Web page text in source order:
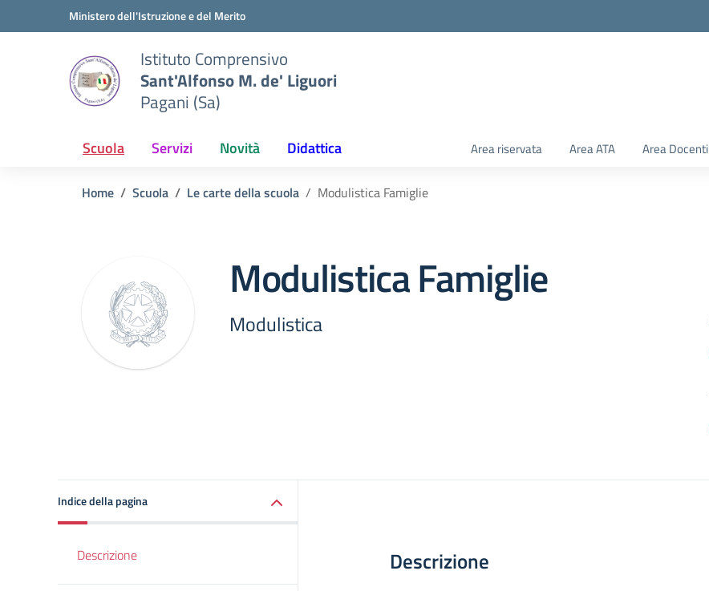
Vai ai contenuti
Vai al menu di navigazioneMinistero dell'Istruzione e del Merito
Istituto Comprensivo
Sant'Alfonso M. de' Liguori
Pagani (Sa)
Scuola Servizi Novità Didattica Area riservata Area ATA Area Docenti
Home Scuola Le carte della scuola Modulistica Famiglie
Modulistica Famiglie
Modulistica
Indice della pagina
Descrizione Descrizione